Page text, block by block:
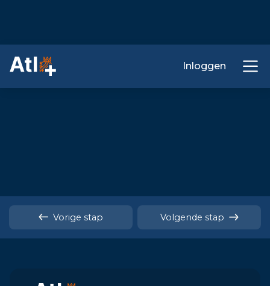
Inloggen
Vorige stap Volgende stap